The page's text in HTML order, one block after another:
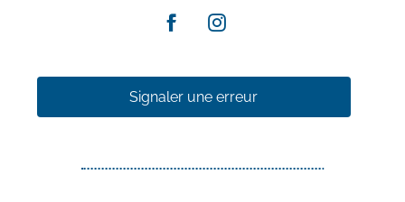
Signaler une erreur